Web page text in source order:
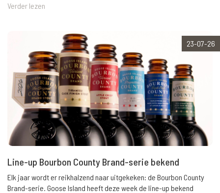
Verder lezen
23-07-26
Line-up Bourbon County Brand-serie bekend
Elk jaar wordt er reikhalzend naar uitgekeken: de Bourbon County
Brand-serie. Goose Island heeft deze week de line-up bekend